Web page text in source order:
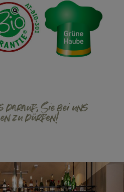
darauf, Sie bei uns
zu dürfen!